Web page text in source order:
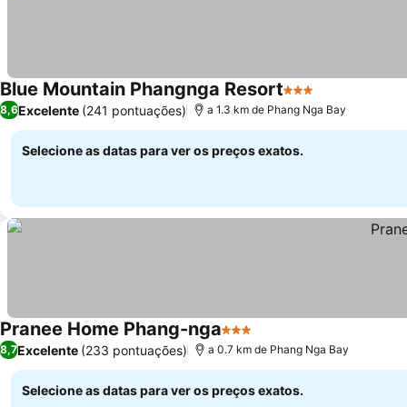
Blue Mountain Phangnga Resort3 Estrelas
8,6Excelente (241 pontuações) a 1.3 km de Phang Nga Bay
Selecione as datas para ver os preços exatos.
Pranee Home Phang-nga3 Estrelas
8,7Excelente (233 pontuações) a 0.7 km de Phang Nga Bay
Selecione as datas para ver os preços exatos.